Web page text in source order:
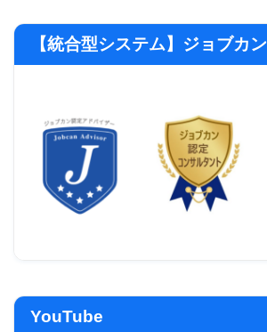
【統合型システム】ジョブカン
YouTube